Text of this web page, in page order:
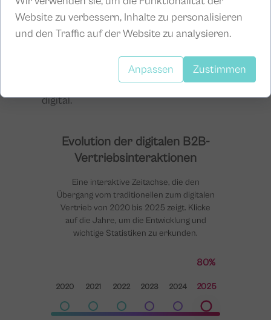
Gartner.Dabei ist es egal, ob es darum
geht, Anbieter zu vergleichen,
Lösungen zu suchen – der erste
Kontaktpunkt ist in den meisten Fällen
digital.
Evolution der digitalen B2B-
Vertriebsinteraktionen
Eine interaktive Zeitachse, die den
Übergang vom traditionellen zum digitalen
Vertrieb von 2020 bis 2025 zeigt. Klicke
auf die Jahre, um die Entwicklung und
wichtige Statistiken zu erkunden.
2020 2021 2022 2023 2024 2025
80%
Website zu verbessern, Inhalte zu personalisieren
und den Traffic auf der Website zu analysieren.
Anpassen Zustimmen